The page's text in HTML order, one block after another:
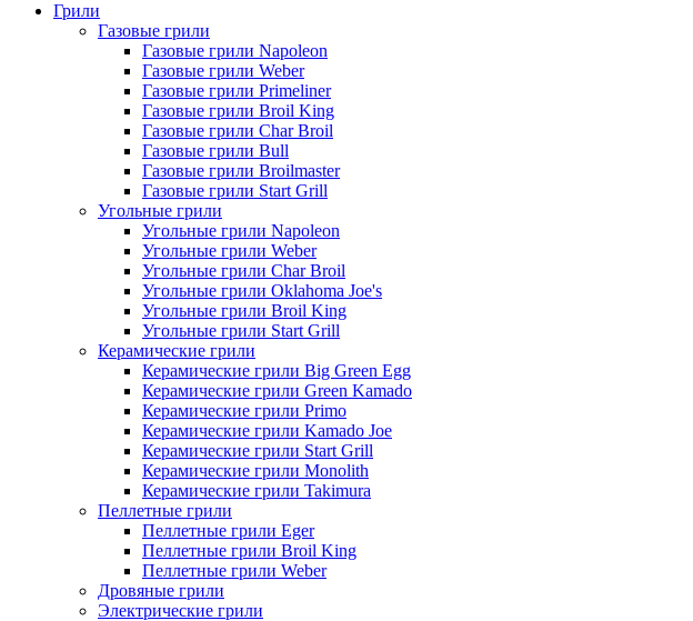
Грили
Газовые грили
Газовые грили Napoleon
Газовые грили Weber
Газовые грили Primeliner
Газовые грили Broil King
Газовые грили Char Broil
Газовые грили Bull
Газовые грили Broilmaster
Газовые грили Start Grill
Угольные грили
Угольные грили Napoleon
Угольные грили Weber
Угольные грили Char Broil
Угольные грили Oklahoma Joe's
Угольные грили Broil King
Угольные грили Start Grill
Керамические грили
Керамические грили Big Green Egg
Керамические грили Green Kamado
Керамические грили Primo
Керамические грили Kamado Joe
Керамические грили Start Grill
Керамические грили Monolith
Керамические грили Takimura
Пеллетные грили
Пеллетные грили Eger
Пеллетные грили Broil King
Пеллетные грили Weber
Дровяные грили
Электрические грили